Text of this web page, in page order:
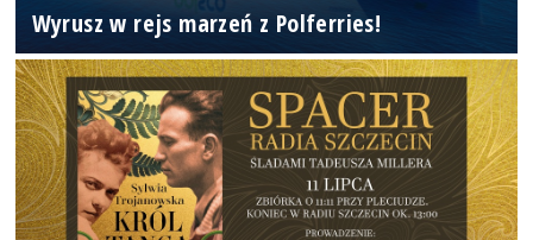
Wyrusz w rejs marzeń z Polferries!